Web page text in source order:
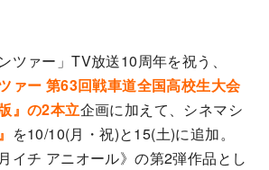
ツァー」TV放送10周年を祝う、
ァー 第63回戦車道全国高校生大会
』の2本立企画に加えて、シネマシ
を10/10(月・祝)と15(土)に追加。
イチ アニオール》の第2弾作品とし